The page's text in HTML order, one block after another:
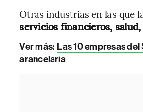
Otras industrias en las que
servicios financieros,
Ver más: Las 10 empresas
arancelaria